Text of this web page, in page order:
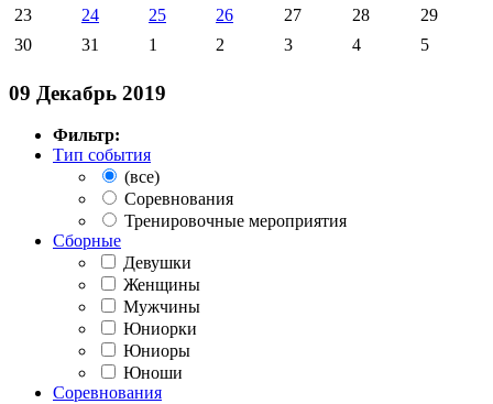
23 24 25 26 27 28
29
30
31 1 2 3 4 5
09 Декабрь 2019
Фильтр:
Тип события
(все)
Соревнования
Тренировочные мероприятия
Сборные
Девушки
Женщины
Мужчины
Юниорки
Юниоры
Юноши
Соревнования